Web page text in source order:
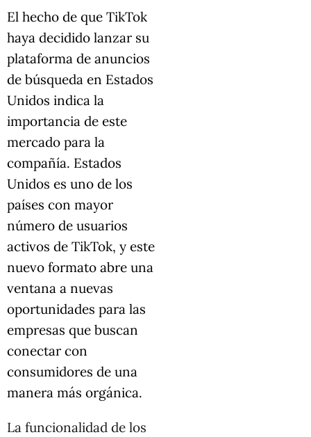
El hecho de que TikTok
haya decidido lanzar su
plataforma de anuncios
de búsqueda en Estados
Unidos indica la
importancia de este
mercado para la
compañía. Estados
Unidos es uno de los
países con mayor
número de usuarios
activos de TikTok, y este
nuevo formato abre una
ventana a nuevas
oportunidades para las
empresas que buscan
conectar con
consumidores de una
manera más orgánica.
La funcionalidad de los